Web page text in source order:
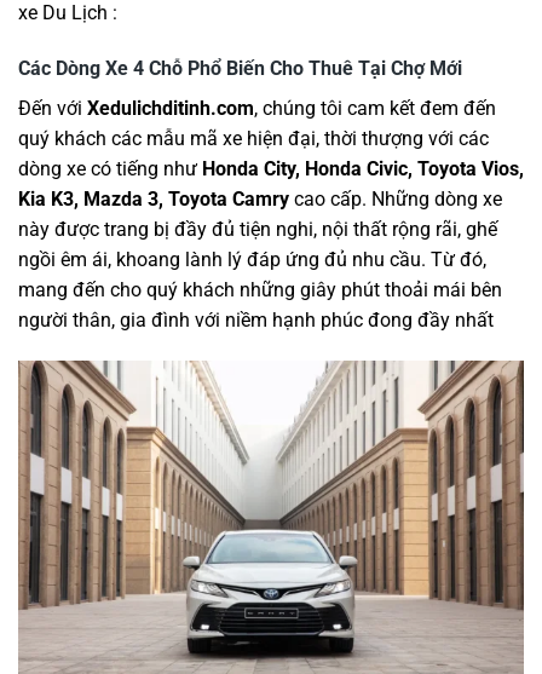
xe Du Lịch :
Các Dòng Xe 4 Chỗ Phổ Biến Cho Thuê Tại Chợ Mới
Đến với Xedulichditinh.com, chúng tôi cam kết đem đến
quý khách các mẫu mã xe hiện đại, thời thượng với các
dòng xe có tiếng như Honda City, Honda Civic, Toyota Vios,
Kia K3, Mazda 3, Toyota Camry cao cấp. Những dòng xe
này được trang bị đầy đủ tiện nghi, nội thất rộng rãi, ghế
ngồi êm ái, khoang lành lý đáp ứng đủ nhu cầu. Từ đó,
mang đến cho quý khách những giây phút thoải mái bên
người thân, gia đình với niềm hạnh phúc đong đầy nhất